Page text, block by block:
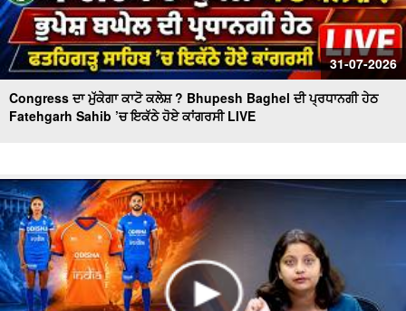
31-07-2026
Congress ਦਾ ਮੁੱਕੇਗਾ ਕਾਟੋ ਕਲੇਸ਼ ? Bhupesh Baghel ਦੀ ਪ੍ਰਧਾਨਗੀ ਹੇਠ
Fatehgarh Sahib ’ਚ ਇਕੱਠੇ ਹੋਏ ਕਾਂਗਰਸੀ LIVE